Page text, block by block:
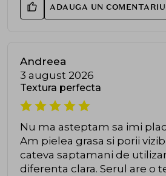
ADAUGA UN COMENTARIU
Andreea
3 august 2026
Textura perfecta
Nu ma asteptam sa imi
Am pielea grasa si porii
cateva saptamani de
diferenta clara. Serul are o